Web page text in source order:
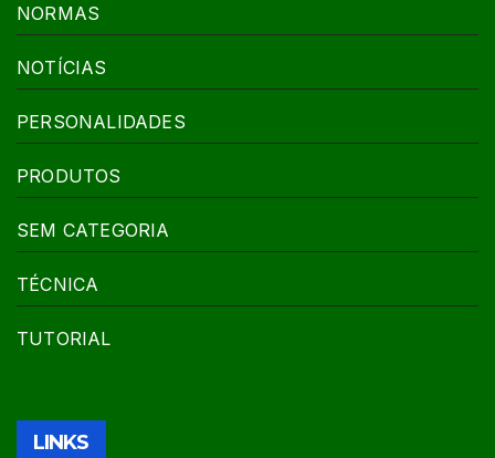
NORMAS
NOTÍCIAS
PERSONALIDADES
PRODUTOS
SEM CATEGORIA
TÉCNICA
TUTORIAL
LINKS